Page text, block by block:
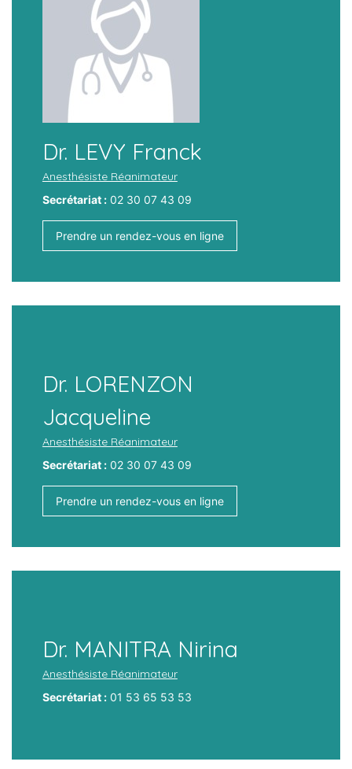
Dr. LEVY Franck
Anesthésiste Réanimateur
Secrétariat : 02 30 07 43 09
Prendre un rendez-vous en ligne
Dr. LORENZON
Jacqueline
Anesthésiste Réanimateur
Secrétariat : 02 30 07 43 09
Prendre un rendez-vous en ligne
Dr. MANITRA Nirina
Anesthésiste Réanimateur
Secrétariat : 01 53 65 53 53